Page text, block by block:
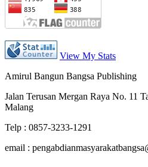
View My Stats
Amirul Bangun Bangsa Publishing
Jalan Terusan Mergan Raya No. 11
Malang
Telp : 0857-3233-1291
email :